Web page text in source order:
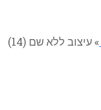
»עיצוב ללא שם (14)